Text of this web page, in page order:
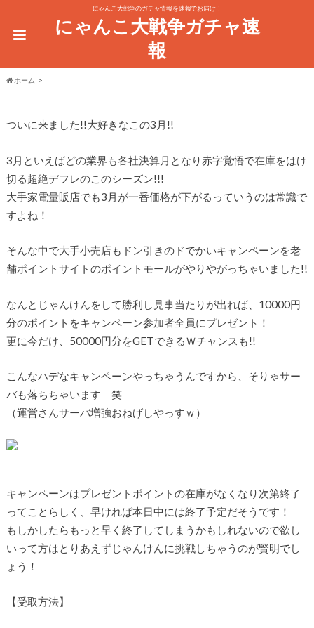
にゃんこ大戦争のガチャ情報を速報でお届け！
にゃんこ大戦争ガチャ速
報
ホーム
ついに来ました!!大好きなこの3月!!
3月といえばどの業界も各社決算月となり赤字覚悟で在庫をはけ
切る超絶デフレのこのシーズン!!!
大手家電量販店でも3月が一番価格が下がるっていうのは常識で
すよね！
そんな中で大手小売店もドン引きのドでかいキャンペーンを老
舗ポイントサイトのポイントモールがやりやがっちゃいました!!
なんとじゃんけんをして勝利し見事当たりが出れば、 10000円
分のポイントをキャンペーン参加者全員にプレゼント！
更に今だけ、 50000円分をGETできるＷチャンスも!!
こんなハデなキャンペーンやっちゃうんですから、そりゃサー
バも落ちちゃいます 笑
（運営さんサーバ増強おねげしやっすｗ）
キャンペーンはプレゼントポイントの在庫がなくなり次第終了
ってことらしく、早ければ本日中には終了予定だそうです！
もしかしたらもっと早く終了してしまうかもしれないので欲し
いって方はとりあえずじゃんけんに挑戦しちゃうのが賢明でし
ょう！
【受取方法】